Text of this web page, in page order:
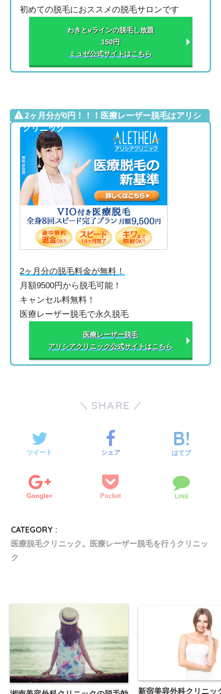
初めての脱毛におススメの脱毛サロンです
わきとvラインの脱毛し放題
150円
ミュゼ公式サイトはこちら
2ヶ月分が0円！！！医療レーザー脱毛はアリシ
アクリニック
2ヶ月分の脱毛料金が無料！
月額9500円から脱毛可能！
キャンセル料無料！
医療レーザー脱毛で永久脱毛
医療レーザー脱毛
アリシアクリニック公式サイトはこちら
SHARE
ツイート シェア はてブ
Google+ Pocket LINE
CATEGORY :
医療脱毛クリニック。医療レーザー脱毛を行うクリニッ
ク
新宿美容外科クリニッ